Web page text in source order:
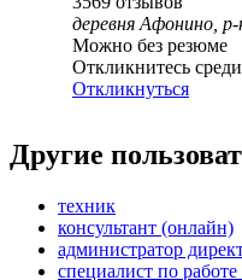
деревня Афонино,
Можно без резюме
Откликнитесь
Откликнуться
Другие
техник
консультант (онлайн)
администратор
специалист по работе